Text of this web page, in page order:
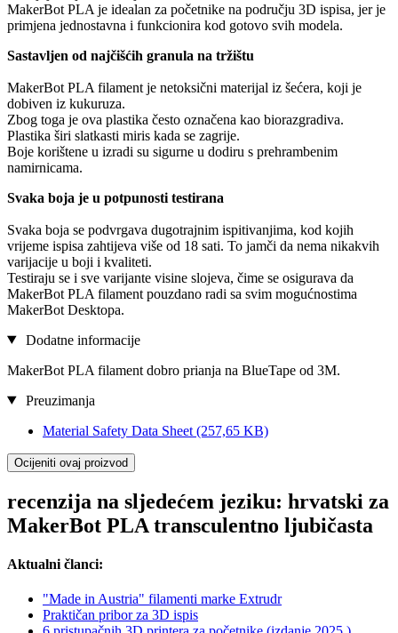
MakerBot PLA je idealan za početnike na području 3D ispisa, jer je
primjena jednostavna i funkcionira kod gotovo svih modela.
Sastavljen od najčišćih granula na tržištu
MakerBot PLA filament je netoksični materijal iz šećera, koji je
dobiven iz kukuruza.
Zbog toga je ova plastika često označena kao biorazgradiva.
Plastika širi slatkasti miris kada se zagrije.
Boje korištene u izradi su sigurne u dodiru s prehrambenim
namirnicama.
Svaka boja je u potpunosti testirana
Svaka boja se podvrgava dugotrajnim ispitivanjima, kod kojih
vrijeme ispisa zahtijeva više od 18 sati. To jamči da nema nikakvih
varijacije u boji i kvaliteti.
Testiraju se i sve varijante visine slojeva, čime se osigurava da
MakerBot PLA filament pouzdano radi sa svim mogućnostima
MakerBot Desktopa.
Dodatne informacije
MakerBot PLA filament dobro prianja na BlueTape od 3M.
Preuzimanja
Material Safety Data Sheet (257,65 KB)
Ocijeniti ovaj proizvod
recenzija na sljedećem jeziku: hrvatski za
MakerBot PLA transculentno ljubičasta
Aktualni članci:
"Made in Austria" filamenti marke Extrudr
Praktičan pribor za 3D ispis